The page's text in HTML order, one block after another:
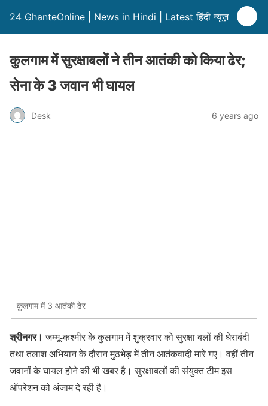
24 GhanteOnline | News in Hindi | Latest हिंदी न्यूज़
कुलगाम में सुरक्षाबलों ने तीन आतंकी को किया ढेर;
सेना के 3 जवान भी घायल
Desk 6 years ago
कुलगाम में 3 आतंकी ढेर
श्रीनगर। जम्मू-कश्मीर के कुलगाम में शुक्रवार को सुरक्षा बलों की घेराबंदी
तथा तलाश अभियान के दौरान मुठभेड़ में तीन आतंकवादी मारे गए। वहीं तीन
जवानों के घायल होने की भी खबर है। सुरक्षाबलों की संयुक्त टीम इस
ऑपरेशन को अंजाम दे रही है।